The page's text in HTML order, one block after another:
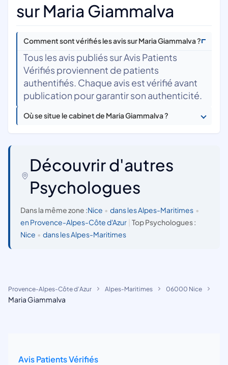
sur Maria Giammalva
Comment sont vérifiés les avis sur Maria Giammalva ?
Tous les avis publiés sur Avis Patients
Vérifiés proviennent de patients
authentifiés. Chaque avis est vérifié avant
publication pour garantir son authenticité.
Où se situe le cabinet de Maria Giammalva ?
Découvrir d'autres
Psychologues
Dans la même zone :Nice • dans les Alpes-Maritimes •
en Provence-Alpes-Côte d'Azur
Top Psychologues :
Nice • dans les Alpes-Maritimes
Provence-Alpes-Côte d'Azur Alpes-Maritimes 06000 Nice
Maria Giammalva
Avis Patients Vérifiés